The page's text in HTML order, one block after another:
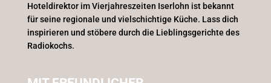
Hoteldirektor im Vierjahreszeiten Iserlohn ist bekannt
für seine regionale und vielschichtige Küche. Lass dich
inspirieren und stöbere durch die Lieblingsgerichte des
Radiokochs.